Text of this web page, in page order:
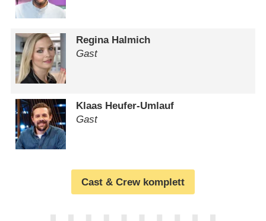
Regina Halmich
Gast
Klaas Heufer-Umlauf
Gast
Cast & Crew komplett